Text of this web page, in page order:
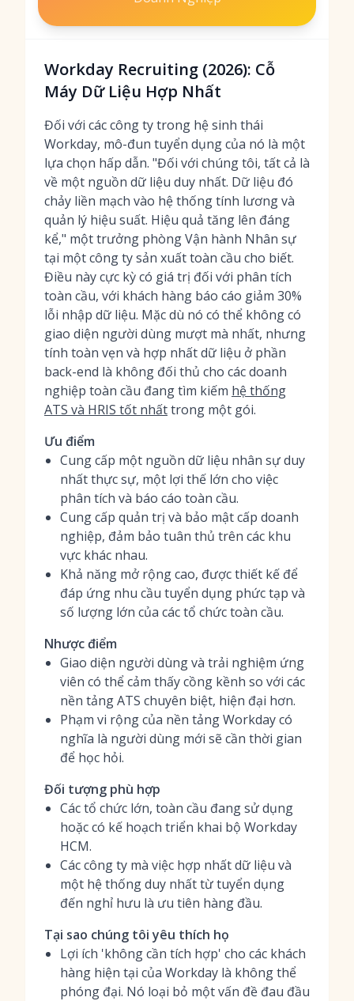
Workday Recruiting (2026): Cỗ
Máy Dữ Liệu Hợp Nhất
Đối với các công ty trong hệ sinh thái
Workday, mô-đun tuyển dụng của nó là một
lựa chọn hấp dẫn. "Đối với chúng tôi, tất cả là
về một nguồn dữ liệu duy nhất. Dữ liệu đó
chảy liền mạch vào hệ thống tính lương và
quản lý hiệu suất. Hiệu quả tăng lên đáng
kể," một trưởng phòng Vận hành Nhân sự
tại một công ty sản xuất toàn cầu cho biết.
Điều này cực kỳ có giá trị đối với phân tích
toàn cầu, với khách hàng báo cáo giảm 30%
lỗi nhập dữ liệu. Mặc dù nó có thể không có
giao diện người dùng mượt mà nhất, nhưng
tính toàn vẹn và hợp nhất dữ liệu ở phần
back-end là không đối thủ cho các doanh
nghiệp toàn cầu đang tìm kiếm hệ thống
ATS và HRIS tốt nhấttrong một gói.
Ưu điểm
Cung cấp một nguồn dữ liệu nhân sự duy
nhất thực sự, một lợi thế lớn cho việc
phân tích và báo cáo toàn cầu.
Cung cấp quản trị và bảo mật cấp doanh
nghiệp, đảm bảo tuân thủ trên các khu
vực khác nhau.
Khả năng mở rộng cao, được thiết kế để
đáp ứng nhu cầu tuyển dụng phức tạp và
số lượng lớn của các tổ chức toàn cầu.
Nhược điểm
Giao diện người dùng và trải nghiệm ứng
viên có thể cảm thấy cồng kềnh so với các
nền tảng ATS chuyên biệt, hiện đại hơn.
Phạm vi rộng của nền tảng Workday có
nghĩa là người dùng mới sẽ cần thời gian
để học hỏi.
Đối tượng phù hợp
Các tổ chức lớn, toàn cầu đang sử dụng
hoặc có kế hoạch triển khai bộ Workday
HCM.
Các công ty mà việc hợp nhất dữ liệu và
một hệ thống duy nhất từ tuyển dụng
đến nghỉ hưu là ưu tiên hàng đầu.
Tại sao chúng tôi yêu thích họ
Lợi ích 'không cần tích hợp' cho các khách
hàng hiện tại của Workday là không thể
phóng đại. Nó loại bỏ một vấn đề đau đầu